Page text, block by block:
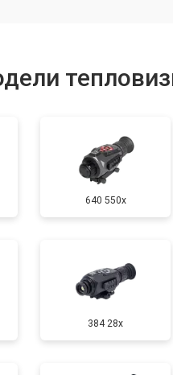
640 550x
384 28x